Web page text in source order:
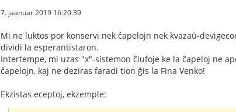
7. jaanuar 2019 16:20.39
Mi ne luktos por konservi nek ĉapelojn nek kvazaŭ-
dividi la esperantistaron.
Intertempe, mi uzas "x"-sistemon ĉiufoje ke la ĉapeloj ne
ĉapelojn, kaj ne deziras faradi tion ĝis la Fina Venko!
Ekzistas eceptoj, ekzemple: